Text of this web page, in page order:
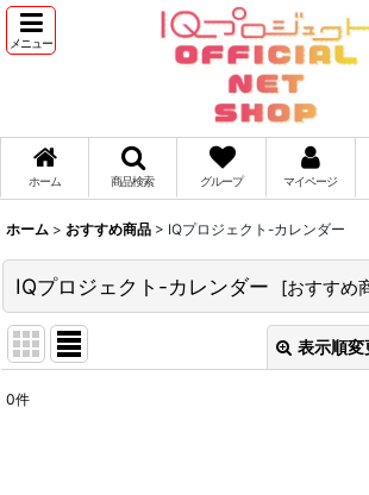
メニュー
ホーム 商品検索 グループ マイページ
ホーム > おすすめ商品 > IQプロジェクト-カレンダー
IQプロジェクト-カレンダー [おすすめ
表示順変
0件